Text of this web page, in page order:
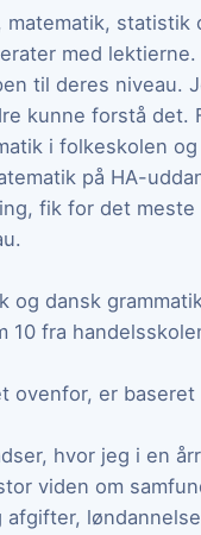
statistik
med
til deres niveau.
kunne forstå det.
i folkeskolen
på HA-
fik for det
og dansk
10 fra
ovenfor, er
hvor jeg i en
viden om